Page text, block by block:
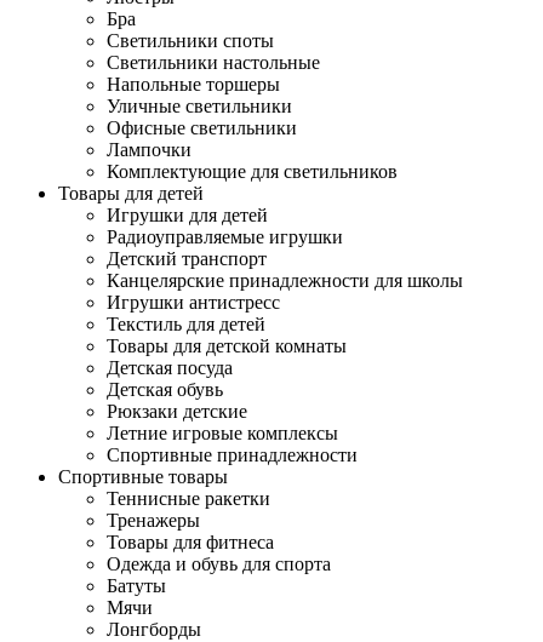
Бра
Светильники споты
Светильники настольные
Напольные торшеры
Уличные светильники
Офисные светильники
Лампочки
Комплектующие для светильников
Товары для детей
Игрушки для детей
Радиоуправляемые игрушки
Детский транспорт
Канцелярские принадлежности для школы
Игрушки антистресс
Текстиль для детей
Товары для детской комнаты
Детская посуда
Детская обувь
Рюкзаки детские
Летние игровые комплексы
Спортивные принадлежности
Спортивные товары
Теннисные ракетки
Тренажеры
Товары для фитнеса
Одежда и обувь для спорта
Батуты
Мячи
Лонгборды